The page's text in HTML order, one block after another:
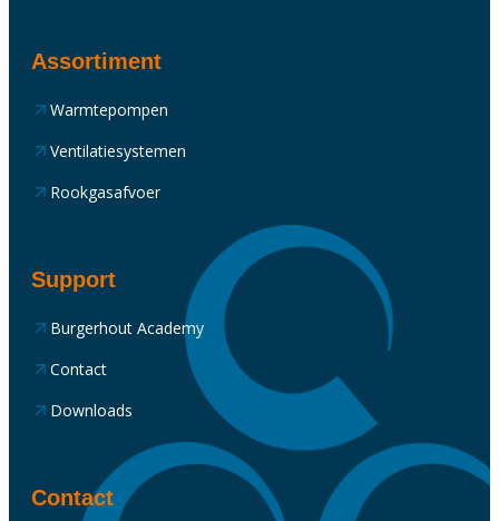
Assortiment
Warmtepompen
Ventilatiesystemen
Rookgasafvoer
Support
Burgerhout Academy
Contact
Downloads
Contact